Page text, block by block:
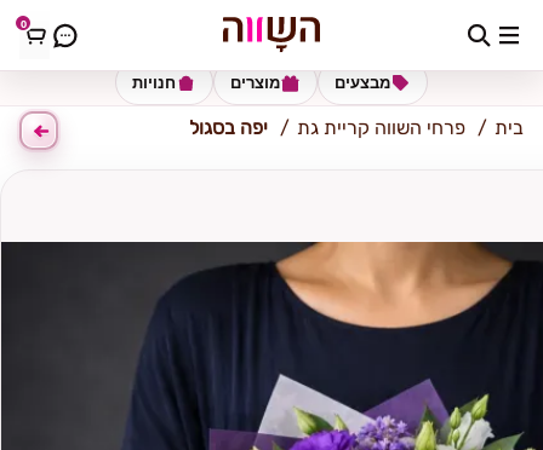
0 קריית גת
חנויות מוצרים מבצעים
בית פרחי השווה קריית גת יפה בסגול